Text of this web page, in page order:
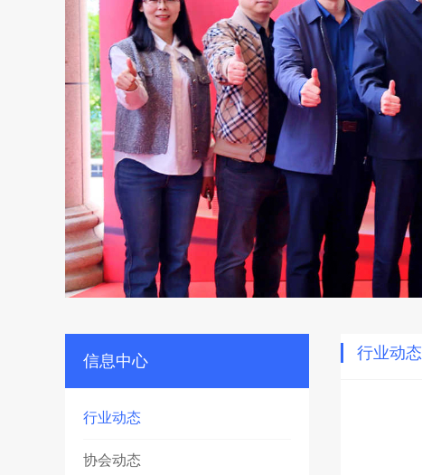
信息中心
行业动态
协会动态
行业动态